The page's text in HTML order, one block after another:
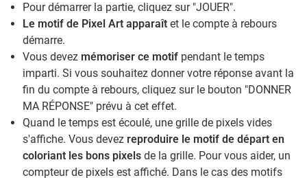
Pour démarrer la partie, cliquez sur "JOUER".
Le motif de Pixel Art apparaît et le compte à rebours
démarre.
Vous devez mémoriser ce motif pendant le temps
imparti. Si vous souhaitez donner votre réponse avant la
fin du compte à rebours, cliquez sur le bouton "DONNER
MA RÉPONSE" prévu à cet effet.
Quand le temps est écoulé, une grille de pixels vides
s'affiche. Vous devez reproduire le motif de départ en
coloriant les bons pixels de la grille. Pour vous aider, un
compteur de pixels est affiché. Dans le cas des motifs